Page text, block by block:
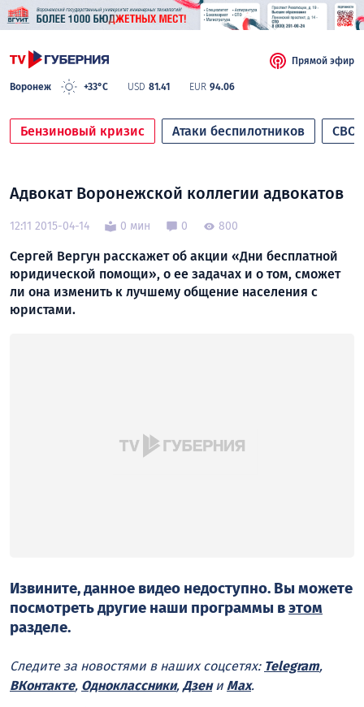
Воронеж +33°C USD 81.41 EUR 94.06
Прямой эфир
Бензиновый кризис Атаки беспилотников СВО
Адвокат Воронежской коллегии адвокатов
12:11 2015-04-14 0 мин 0 800
Сергей Вергун расскажет об акции «Дни бесплатной
юридической помощи», о ее задачах и о том, сможет
ли она изменить к лучшему общение населения с
юристами.
Извините, данное видео недоступно. Вы можете
посмотреть другие наши программы вэтом
разделе.
Следите за новостями в наших соцсетях: Telegram,
ВКонтакте, Одноклассники, Дзени Max.